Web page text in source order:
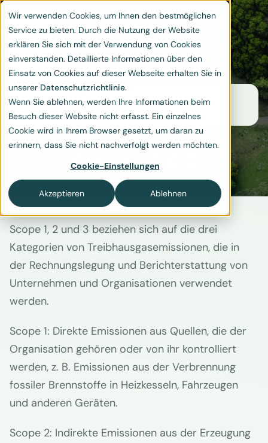
Wir verwenden Cookies, um Ihnen den bestmöglichen
Service zu bieten. Durch die Nutzung der Website
erklären Sie sich mit der Verwendung von Cookies
einverstanden. Detaillierte Informationen über den
Einsatz von Cookies auf dieser Webseite erhalten Sie in
unserer Datenschutzrichtlinie.
Wenn Sie ablehnen, werden Ihre Informationen beim
Besuch dieser Website nicht erfasst. Ein einzelnes
Cookie wird in Ihrem Browser gesetzt, um daran zu
erinnern, dass Sie nicht nachverfolgt werden möchten.
Cookie-Einstellungen
Akzeptieren Ablehnen
Home Resources
Scope 1, 2 & 3
Scope 1, 2 & 3
Scope 1, 2 und 3 beziehen sich auf die drei
Kategorien von Treibhausgasemissionen, die in
der Rechnungslegung und Berichterstattung von
Unternehmen und Organisationen verwendet
werden.
Scope 1: Direkte Emissionen aus Quellen, die der
Organisation gehören oder von ihr kontrolliert
werden, z. B. Emissionen aus der Verbrennung
fossiler Brennstoffe in Heizkesseln, Fahrzeugen
und anderen Geräten.
Scope 2: Indirekte Emissionen aus der Erzeugung